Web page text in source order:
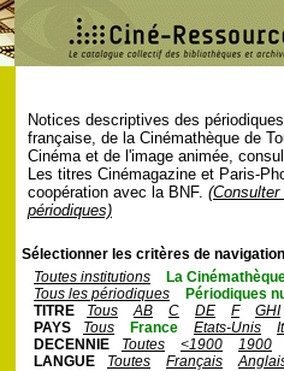
Notices descriptives des
française, de la Cinémathèque de
Cinéma et de l'image animée,
Les titres Cinémagazine et Paris-
coopération avec la BNF.
périodiques)
Sélectionner les critères de
Toutes institutions
La
Tous les périodiques
Périodiques
TITRE
Tous AB C DE F
GHI
PAYS
Tous France Etats-Unis
DECENNIE
Toutes <1900
1900
LANGUE
Toutes Français